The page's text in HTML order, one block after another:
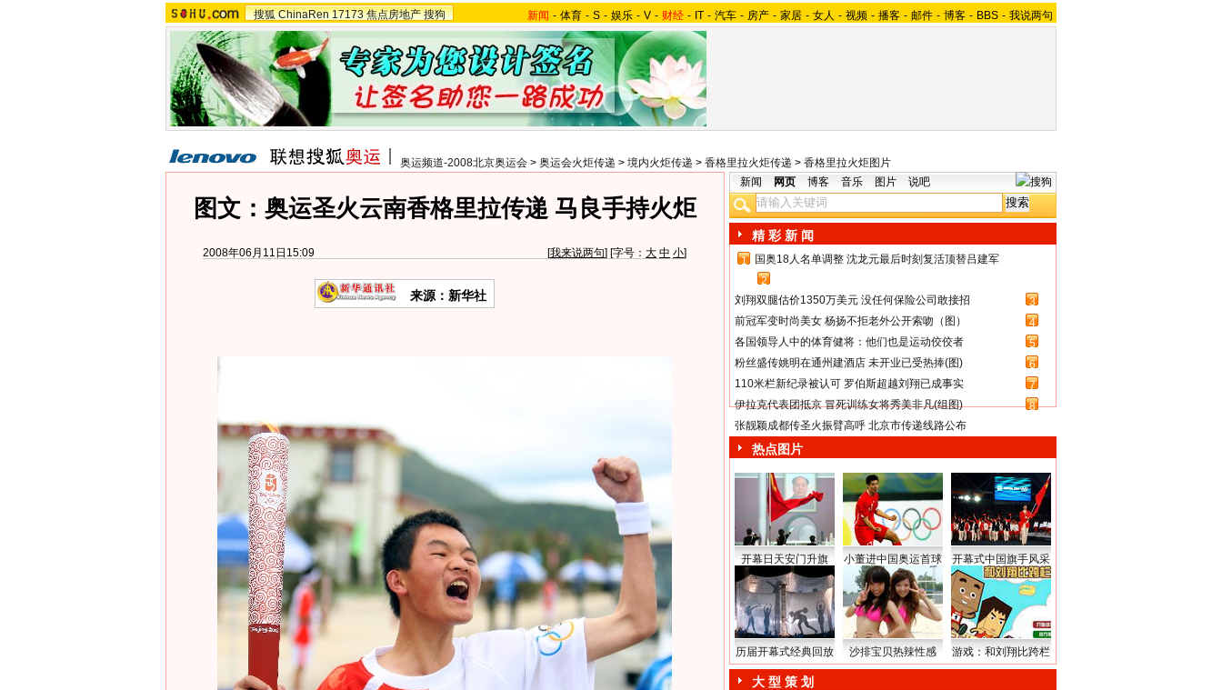
搜狐 ChinaRen 17173 焦点房地产 搜狗 新闻 - 体育 - S - 娱乐 - V - 财经 - IT - 汽车 - 房产 - 家居 - 女人 - 视频 - 播客 - 邮件 - 博客 - BBS - 我说两句
奥运频道-2008北京奥运会 > 奥运会火炬传递 > 境内火炬传递 > 香格里拉火炬传递 > 香格里拉火炬图片
图文：奥运圣火云南香格里拉传递 马良手持火炬
2008年06月11日15:09 [我来说两句] [字号： 大 中 小]
来源：新华社
新闻 网页 博客 音乐 图片 说吧
精 彩 新 闻
1
国奥18人名单调整 沈龙元最后时刻复活顶替吕建军
2
刘翔双腿估价1350万美元 没任何保险公司敢接招
3
前冠军变时尚美女 杨扬不拒老外公开索吻（图）
4
各国领导人中的体育健将：他们也是运动佼佼者
5
粉丝盛传姚明在通州建酒店 未开业已受热捧(图)
6
110米栏新纪录被认可 罗伯斯超越刘翔已成事实
7
伊拉克代表团抵京 冒死训练女将秀美非凡(组图)
8
张靓颖成都传圣火振臂高呼 北京市传递线路公布
热点图片
开幕日天安门升旗 小董进中国奥运首球 开幕式中国旗手风采
历届开幕式经典回放 沙排宝贝热辣性感 游戏：和刘翔比跨栏
大 型 策 划